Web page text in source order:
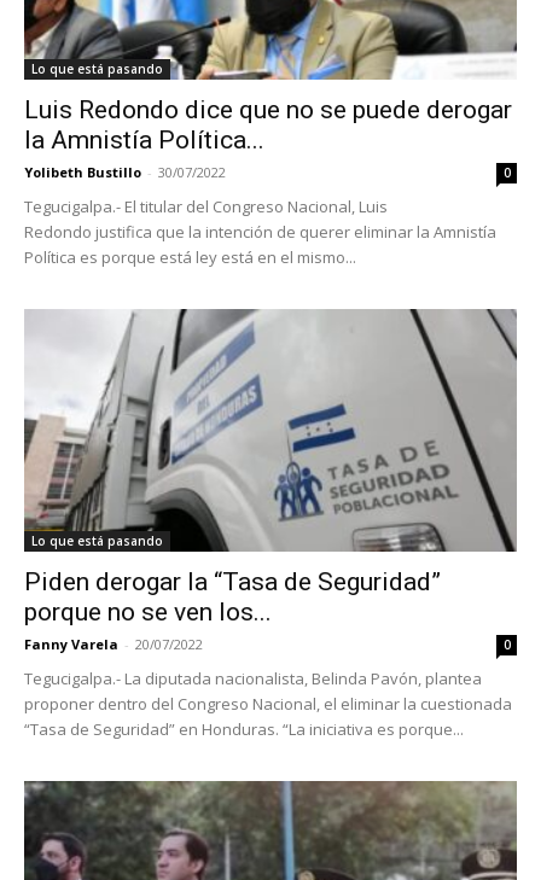
Lo que está pasando
Luis Redondo dice que no se puede derogar
la Amnistía Política...
Yolibeth Bustillo - 30/07/2022 0
Tegucigalpa.- El titular del Congreso Nacional, Luis
Redondo justifica que la intención de querer eliminar la Amnistía
Política es porque está ley está en el mismo...
Lo que está pasando
Piden derogar la “Tasa de Seguridad”
porque no se ven los...
Fanny Varela - 20/07/2022 0
Tegucigalpa.- La diputada nacionalista, Belinda Pavón, plantea
proponer dentro del Congreso Nacional, el eliminar la cuestionada
“Tasa de Seguridad” en Honduras. “La iniciativa es porque...